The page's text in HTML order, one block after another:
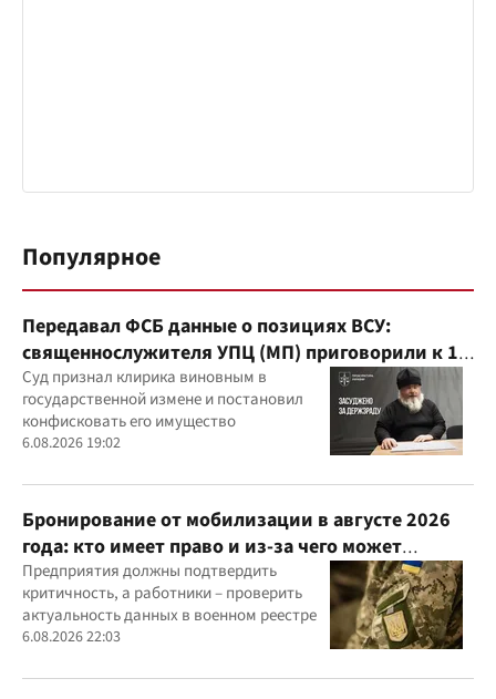
Популярное
Передавал ФСБ данные о позициях ВСУ:
священнослужителя УПЦ (МП) приговорили к 15
годам
Суд признал клирика виновным в
государственной измене и постановил
конфисковать его имущество
6.08.2026 19:02
Бронирование от мобилизации в августе 2026
года: кто имеет право и из-за чего может
отказать
Предприятия должны подтвердить
критичность, а работники – проверить
актуальность данных в военном реестре
6.08.2026 22:03